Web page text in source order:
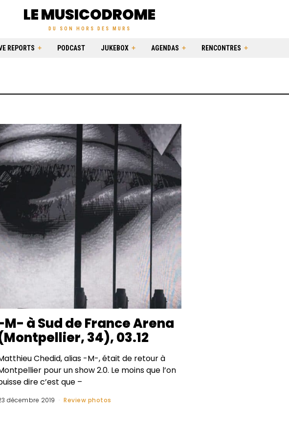
LE MUSICODROME
DU SON HORS DES MURS
REPORTS PODCAST JUKEBOX AGENDAS RENCONTRES
à Sud de France Arena
34), 03.12
Chedid, alias -M-, était de retour à
pour un show 2.0. Le moins que l’on
dire c’est que –
décembre 2019 Review photos